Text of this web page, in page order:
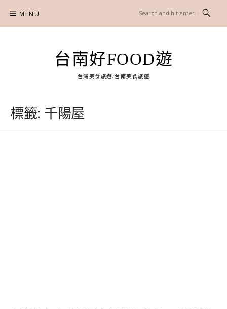
content
MENU
台南好FOOD遊
台灣美食旅遊/台南美食旅遊
標籤: 千陽屋